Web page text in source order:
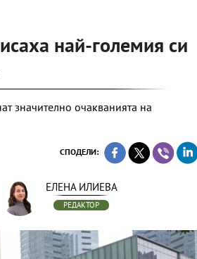
най-големия си
значително очакванията на
СПОДЕЛИ:
ЕЛЕНА ИЛИЕВА
РЕДАКТОР